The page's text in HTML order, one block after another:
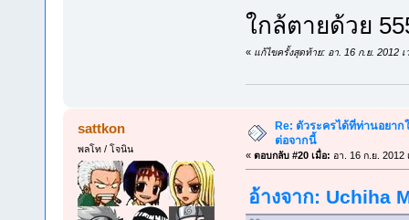
ใกล้ตายด้วย
« แก้ไขครั้งสุดท้าย: อา. 16 ก.ย. 2012
sattkon
พลโท / โจนิน
Re: ตัวระครได้ที่ท่านอยา
ต่อจากนี้
« ตอบกลับ #20 เมื่อ: อา. 16 ก.ย. 2012
อ้างจาก: Uchiha